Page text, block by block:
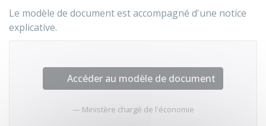
Le modèle de document est accompagné d'une notice
explicative.
Accéder au modèle de document
Ministère chargé de l'économie